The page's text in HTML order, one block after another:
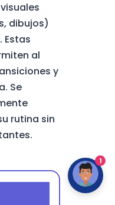
dibujos)
Estas
al
y
Se
rutina sin
1